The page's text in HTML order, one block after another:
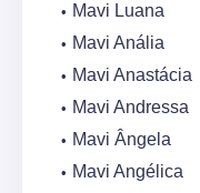
Mavi Luana
Mavi Anália
Mavi Anastácia
Mavi Andressa
Mavi Ângela
Mavi Angélica